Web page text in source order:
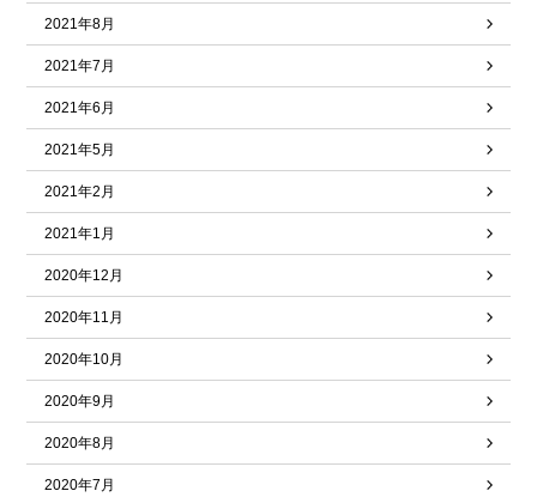
2021年8月
2021年7月
2021年6月
2021年5月
2021年2月
2021年1月
2020年12月
2020年11月
2020年10月
2020年9月
2020年8月
2020年7月